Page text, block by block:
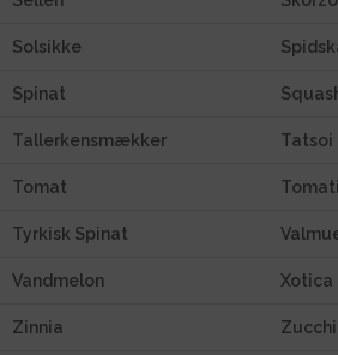
Solsikke
Spinat
Tallerkensmækker Tatsoi
Tomat
Tyrkisk Spinat
Vandmelon Xotica
Zinnia